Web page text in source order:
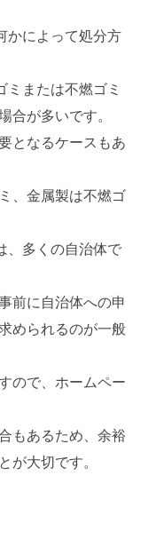
かによって処分方
ミまたは不燃ゴミ
合が多いです。
となるケースもあ
、金属製は不燃ゴ
、多くの自治体で
前に自治体への申
められるのが一般
ので、ホームペー
もあるため、余裕
が大切です。